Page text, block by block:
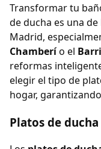
Transformar tu
de ducha es una
Madrid,
Chamberío el
reformas
elegir el tipo de
hogar,
Platos de